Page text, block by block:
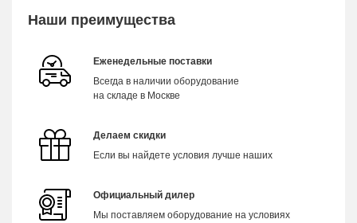
Наши преимущества
Еженедельные поставки
Всегда в наличии оборудование
на складе в Москве
Делаем скидки
Если вы найдете условия лучше наших
Официальный дилер
Мы поставляем оборудование на условиях